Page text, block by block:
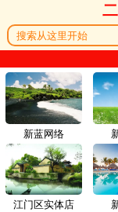
新蓝网络
江门区实体店